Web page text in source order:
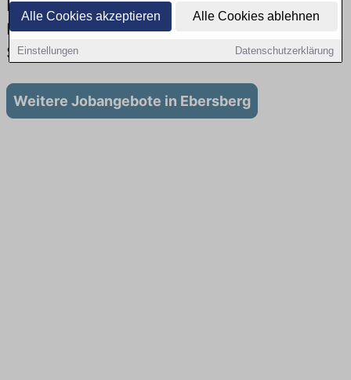
Alle Cookies akzeptieren Alle Cookies ablehnen
Einstellungen Datenschutzerklärung
Ebersberg – Ausbildungsplätze und
Lehrstellen: Aktuell gibt es keine
Stellenangebote für Ausbildung in Ebersberg
Weitere Jobangebote in Ebersberg